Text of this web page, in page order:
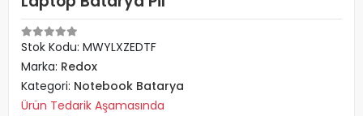
Stok Kodu: MWYLXZEDTF
Marka: Redox
Kategori: Notebook Batarya
Ürün Tedarik Aşamasında